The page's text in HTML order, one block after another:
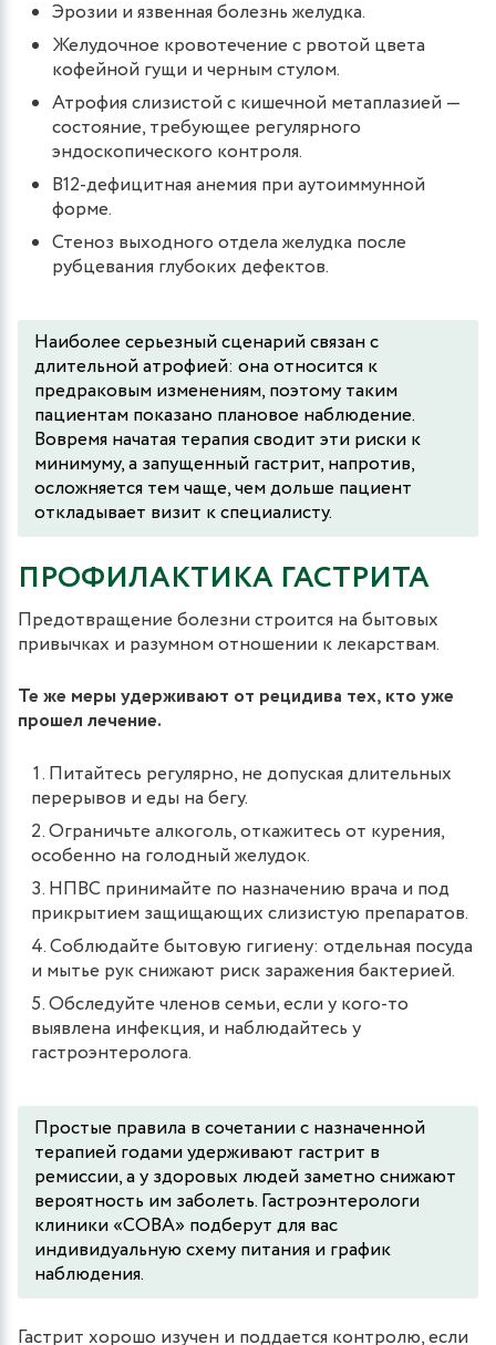
Эрозии и язвенная болезнь желудка.
Желудочное кровотечение с рвотой цвета
кофейной гущи и черным стулом.
Атрофия слизистой с кишечной метаплазией —
состояние, требующее регулярного
эндоскопического контроля.
B12-дефицитная анемия при аутоиммунной
форме.
Стеноз выходного отдела желудка после
рубцевания глубоких дефектов.
Наиболее серьезный сценарий связан с
длительной атрофией: она относится к
предраковым изменениям, поэтому таким
пациентам показано плановое наблюдение.
Вовремя начатая терапия сводит эти риски к
минимуму, а запущенный гастрит, напротив,
осложняется тем чаще, чем дольше пациент
откладывает визит к специалисту.
ПРОФИЛАКТИКА ГАСТРИТА
Предотвращение болезни строится на бытовых
привычках и разумном отношении к лекарствам.
Те же меры удерживают от рецидива тех, кто уже
прошел лечение.
Питайтесь регулярно, не допуская длительных
перерывов и еды на бегу.
Ограничьте алкоголь, откажитесь от курения,
особенно на голодный желудок.
НПВС принимайте по назначению врача и под
прикрытием защищающих слизистую препаратов.
Соблюдайте бытовую гигиену: отдельная посуда
и мытье рук снижают риск заражения бактерией.
Обследуйте членов семьи, если у кого-то
выявлена инфекция, и наблюдайтесь у
гастроэнтеролога.
Простые правила в сочетании с назначенной
терапией годами удерживают гастрит в
ремиссии, а у здоровых людей заметно снижают
вероятность им заболеть. Гастроэнтерологи
клиники «СОВА» подберут для вас
индивидуальную схему питания и график
наблюдения.
Гастрит хорошо изучен и поддается контролю, если